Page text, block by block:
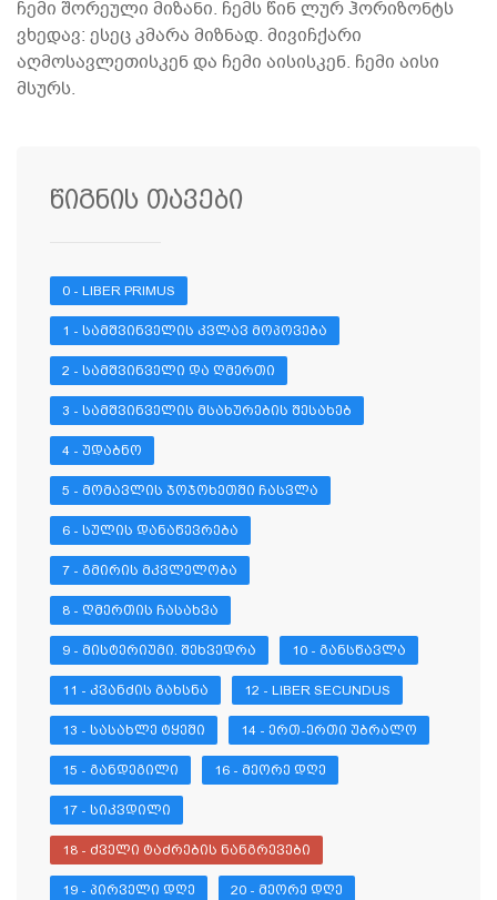
ჩემი შორეული მიზანი. ჩემს წინ ლურ ჰორიზონტს
ვხედავ: ესეც კმარა მიზნად. მივიჩქარი
აღმოსავლეთისკენ და ჩემი აისისკენ. ჩემი აისი
მსურს.
წიგნის თავები
0 - LIBER PRIMUS
1 - ᲡᲐᲛᲨᲕᲘᲜᲕᲔᲚᲘᲡ ᲙᲕᲚᲐᲕ ᲛᲝᲞᲝᲕᲔᲑᲐ
2 - ᲡᲐᲛᲨᲕᲘᲜᲕᲔᲚᲘ ᲓᲐ ᲦᲛᲔᲠᲗᲘ
3 - ᲡᲐᲛᲨᲕᲘᲜᲕᲔᲚᲘᲡ ᲛᲡᲐᲮᲣᲠᲔᲑᲘᲡ ᲨᲔᲡᲐᲮᲔᲑ
4 - ᲣᲓᲐᲑᲜᲝ
5 - ᲛᲝᲛᲐᲕᲚᲘᲡ ᲯᲝᲯᲝᲮᲔᲗᲨᲘ ᲩᲐᲡᲕᲚᲐ
6 - ᲡᲣᲚᲘᲡ ᲓᲐᲜᲐᲬᲔᲕᲠᲔᲑᲐ
7 - ᲒᲛᲘᲠᲘᲡ ᲛᲙᲕᲚᲔᲚᲝᲑᲐ
8 - ᲦᲛᲔᲠᲗᲘᲡ ᲩᲐᲡᲐᲮᲕᲐ
9 - ᲛᲘᲡᲢᲔᲠᲘᲣᲛᲘ. ᲨᲔᲮᲕᲔᲓᲠᲐ 10 - ᲒᲐᲜᲡᲬᲐᲕᲚᲐ
11 - ᲙᲕᲐᲜᲫᲘᲡ ᲒᲐᲮᲡᲜᲐ 12 - LIBER SECUNDUS
13 - ᲡᲐᲡᲐᲮᲚᲔ ᲢᲧᲔᲨᲘ 14 - ᲔᲠᲗ-ᲔᲠᲗᲘ ᲣᲑᲠᲐᲚᲝ
15 - ᲒᲐᲜᲓᲔᲒᲘᲚᲘ 16 - ᲛᲔᲝᲠᲔ ᲓᲦᲔ
17 - ᲡᲘᲙᲕᲓᲘᲚᲘ
18 - ᲫᲕᲔᲚᲘ ᲢᲐᲫᲠᲔᲑᲘᲡ ᲜᲐᲜᲒᲠᲔᲕᲔᲑᲘ
19 - ᲞᲘᲠᲕᲔᲚᲘ ᲓᲦᲔ 20 - ᲛᲔᲝᲠᲔ ᲓᲦᲔ